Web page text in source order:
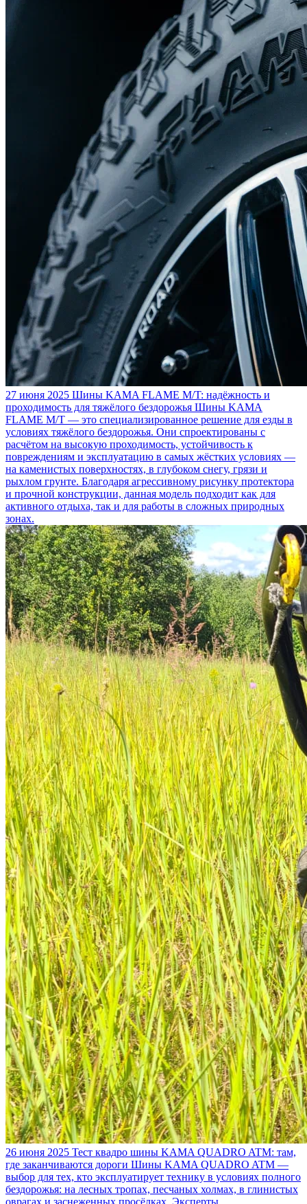
27 июня 2025 Шины KAMA FLAME M/T: надёжность и
проходимость для тяжёлого бездорожья Шины KAMA
FLAME M/T — это специализированное решение для езды в
условиях тяжёлого бездорожья. Они спроектированы с
расчётом на высокую проходимость, устойчивость к
повреждениям и эксплуатацию в самых жёстких условиях —
на каменистых поверхностях, в глубоком снегу, грязи и
рыхлом грунте. Благодаря агрессивному рисунку протектора
и прочной конструкции, данная модель подходит как для
активного отдыха, так и для работы в сложных природных
зонах.
26 июня 2025 Тест квадро шины KAMA QUADRO ATM: там,
где заканчиваются дороги Шины KAMA QUADRO ATM —
выбор для тех, кто эксплуатирует технику в условиях полного
бездорожья: на лесных тропах, песчаных холмах, в глинистых
оврагах и заснеженных просёлках. Эксперты